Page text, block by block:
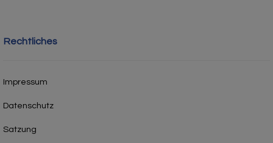
Rechtliches
Impressum
Datenschutz
Satzung